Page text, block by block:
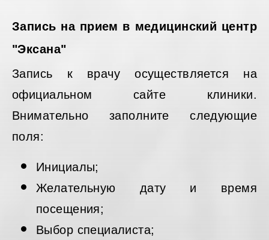
Запись на прием в медицинский центр
"Эксана"
Запись к врачу осуществляется на
официальном сайте клиники.
Внимательно заполните следующие
поля:
Инициалы;
Желательную дату и время
посещения;
Выбор специалиста;